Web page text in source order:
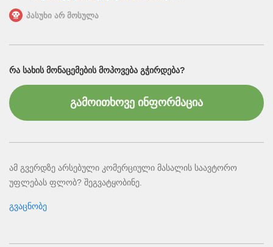
პასუხი არ მოსულა
ᲠᲐ ᲡᲐᲮᲘᲡ ᲛᲝᲜᲐᲪᲔᲛᲔᲑᲘᲡ ᲛᲝᲞᲝᲕᲔᲑᲐ ᲒᲭᲘᲠᲓᲔᲑᲐ?
გამოითხოვე ინფორმაცია
ამ გვერდზე არსებული კომერციული მასალის საავტორო
უფლებას ფლობ? შეგვატყობინე.
გვაცნობე